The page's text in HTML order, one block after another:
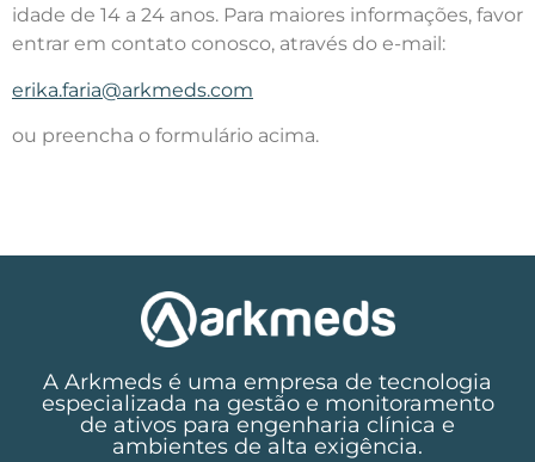
idade de 14 a 24 anos. Para maiores informações, favor
entrar em contato conosco, através do e-mail:
erika.faria@arkmeds.com
ou preencha o formulário acima.
A Arkmeds é uma empresa de tecnologia
especializada na gestão e monitoramento
de ativos para engenharia clínica e
ambientes de alta exigência.